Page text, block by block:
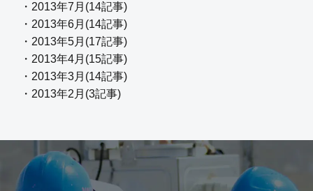
・2013年7月(14記事)
・2013年6月(14記事)
・2013年5月(17記事)
・2013年4月(15記事)
・2013年3月(14記事)
・2013年2月(3記事)